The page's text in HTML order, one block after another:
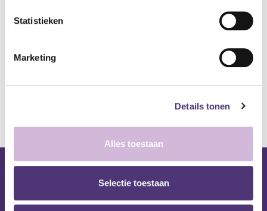
Statistieken
Marketing
Details tonen
Alles toestaan
Selectie toestaan
Levering: 2-5 werkdagen*
*Bij grote aankopen, gelieve de klantendienst te contacteren. Hier
Shop